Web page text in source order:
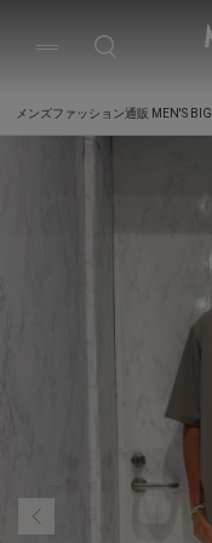
メンズファッション通販 MEN'S BIGI